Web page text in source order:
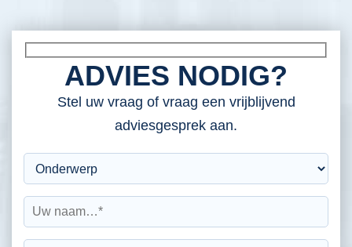
ADVIES NODIG?
Stel uw vraag of vraag een vrijblijvend
adviesgesprek aan.